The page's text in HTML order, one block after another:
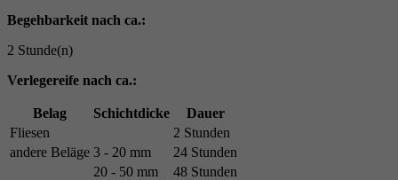
Begehbarkeit nach ca.:
2 Stunde(n)
Verlegereife nach ca.:
Belag Schichtdicke
Dauer
Fliesen
2 Stunden
andere Beläge 3 - 20 mm
24 Stunden
20 - 50 mm
48 Stunden